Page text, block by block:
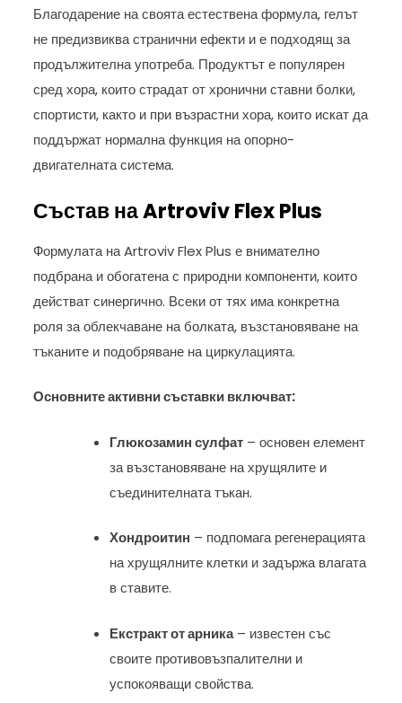
Благодарение на своята естествена формула, гелът
не предизвиква странични ефекти и е подходящ за
продължителна употреба. Продуктът е популярен
сред хора, които страдат от хронични ставни болки,
спортисти, както и при възрастни хора, които искат да
поддържат нормална функция на опорно-
двигателната система.
Състав на Artroviv Flex Plus
Формулата на Artroviv Flex Plus е внимателно
подбрана и обогатена с природни компоненти, които
действат синергично. Всеки от тях има конкретна
роля за облекчаване на болката, възстановяване на
тъканите и подобряване на циркулацията.
Основните активни съставки включват:
Глюкозамин сулфат – основен елемент
за възстановяване на хрущялите и
съединителната тъкан.
Хондроитин – подпомага регенерацията
на хрущялните клетки и задържа влагата
в ставите.
Екстракт от арника– известен със
своите противовъзпалителни и
успокояващи свойства.